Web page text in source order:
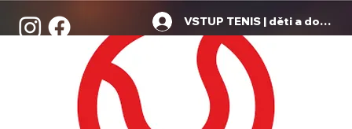
VSTUP TENIS | děti a dospělí